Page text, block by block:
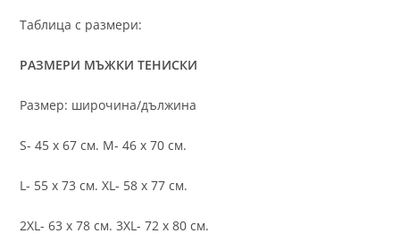
Таблица с размери:
РАЗМЕРИ МЪЖКИ ТЕНИСКИ
Размер: широчина/дължина
S- 45 х 67 см. M- 46 х 70 см.
L- 55 х 73 см. XL- 58 х 77 см.
2XL- 63 х 78 см. 3XL- 72 х 80 см.